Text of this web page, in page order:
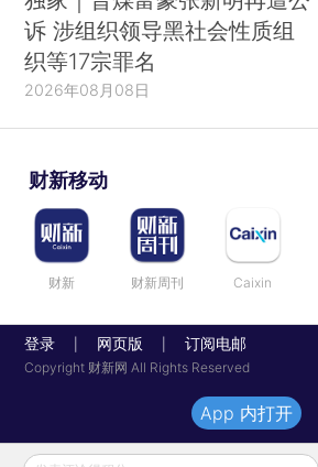
诉 涉组织领导黑社会性质组
织等17宗罪名
2026年08月08日
财新移动
财新 财新周刊 Caixin
登录 网页版 订阅电邮
Copyright 财新网 All Rights Reserved
App 内打开